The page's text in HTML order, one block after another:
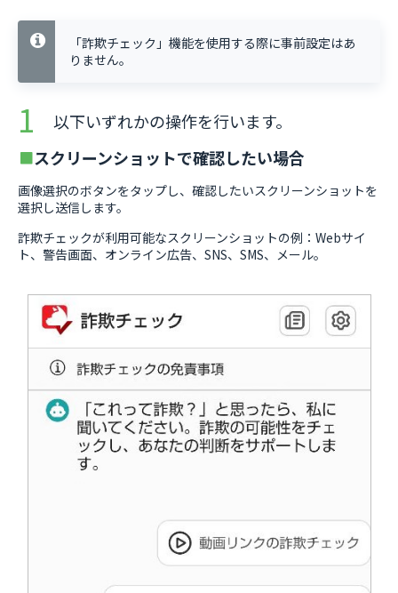
「詐欺チェック」機能を使用する際に事前設定はあ
りません。
以下いずれかの操作を行います。
スクリーンショットで確認したい場合
画像選択のボタンをタップし、確認したいスクリーンショットを
選択し送信します。
詐欺チェックが利用可能なスクリーンショットの例：Webサイ
ト、警告画面、オンライン広告、SNS、SMS、メール。